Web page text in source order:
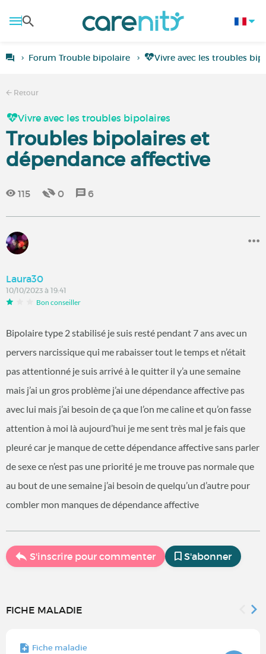
Forum Trouble bipolaire Vivre avec les troubles
Retour
Vivre avec les troubles bipolaires
Troubles bipolaires et
dépendance affective
115 0 6
Laura30
10/10/2023 à 19:41
Bon conseiller
Bipolaire type 2 stabilisé je suis resté pendant 7 ans avec un
pervers narcissique qui me rabaisser tout le temps et n’était
pas attentionné je suis arrivé à le quitter il y’a une semaine
mais j’ai un gros problème j’ai une dépendance affective pas
avec lui mais j’ai besoin de ça que l’on me caline et qu’on fasse
attention à moi là aujourd’hui je me sent très mal je fais que
pleuré car je manque de cette dépendance affective sans parler
de sexe ce n’est pas une priorité je me trouve pas normale que
au bout de une semaine j’ai besoin de quelqu’un d’autre pour
combler mon manques de dépendance affective
S'inscrire pour commenter S'abonner
FICHE MALADIE
Fiche maladie